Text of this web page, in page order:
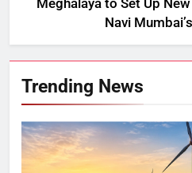
Meghalaya to Set Up
Navi
Trending News